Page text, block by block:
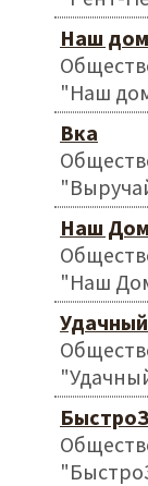
Наш дом
"Наш
Вка
Наш Дом
"Наш